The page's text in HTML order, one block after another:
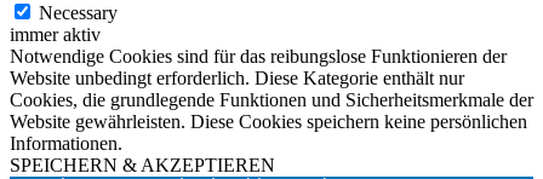
Necessary
immer aktiv
Notwendige Cookies sind für das reibungslose Funktionieren der
Website unbedingt erforderlich. Diese Kategorie enthält nur
Cookies, die grundlegende Funktionen und Sicherheitsmerkmale der
Website gewährleisten. Diese Cookies speichern keine persönlichen
Informationen.
SPEICHERN & AKZEPTIEREN